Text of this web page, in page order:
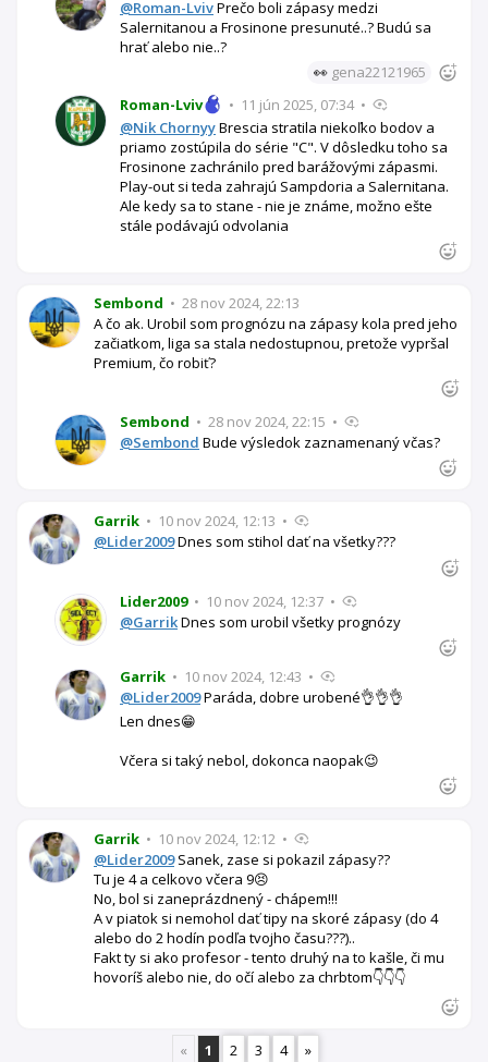
@Roman-LvivPrečo boli zápasy medzi
Salernitanou a Frosinone presunuté..? Budú sa
hrať alebo nie..?
👀 gena22121965
Roman-Lviv
• 11 jún 2025, 07:34 •
@Nik ChornyyBrescia stratila niekoľko bodov a
priamo zostúpila do série "C". V dôsledku toho sa
Frosinone zachránilo pred barážovými zápasmi.
Play-out si teda zahrajú Sampdoria a Salernitana.
Ale kedy sa to stane - nie je známe, možno ešte
stále podávajú odvolania
Sembond • 28 nov 2024, 22:13
A čo ak. Urobil som prognózu na zápasy kola pred jeho
začiatkom, liga sa stala nedostupnou, pretože vypršal
Premium, čo robiť?
Sembond • 28 nov 2024, 22:15 •
@Sembond Bude výsledok zaznamenaný včas?
Garrik • 10 nov 2024, 12:13 •
@Lider2009Dnes som stihol dať na všetky???
Lider2009 • 10 nov 2024, 12:37 •
@GarrikDnes som urobil všetky prognózy
Garrik • 10 nov 2024, 12:43 •
@Lider2009Paráda, dobre urobené👌👌👌
Len dnes😁
Včera si taký nebol, dokonca naopak😉
Garrik • 10 nov 2024, 12:12 •
@Lider2009Sanek, zase si pokazil zápasy??
Tu je 4 a celkovo včera 9😣
No, bol si zaneprázdnený - chápem!!!
A v piatok si nemohol dať tipy na skoré zápasy (do 4
alebo do 2 hodín podľa tvojho času???)..
Fakt ty si ako profesor - tento druhý na to kašle, či mu
hovoríš alebo nie, do očí alebo za chrbtom👇👇👇
« 1 2 3 4 »